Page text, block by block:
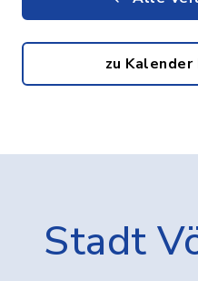
zu Kalender
Stadt